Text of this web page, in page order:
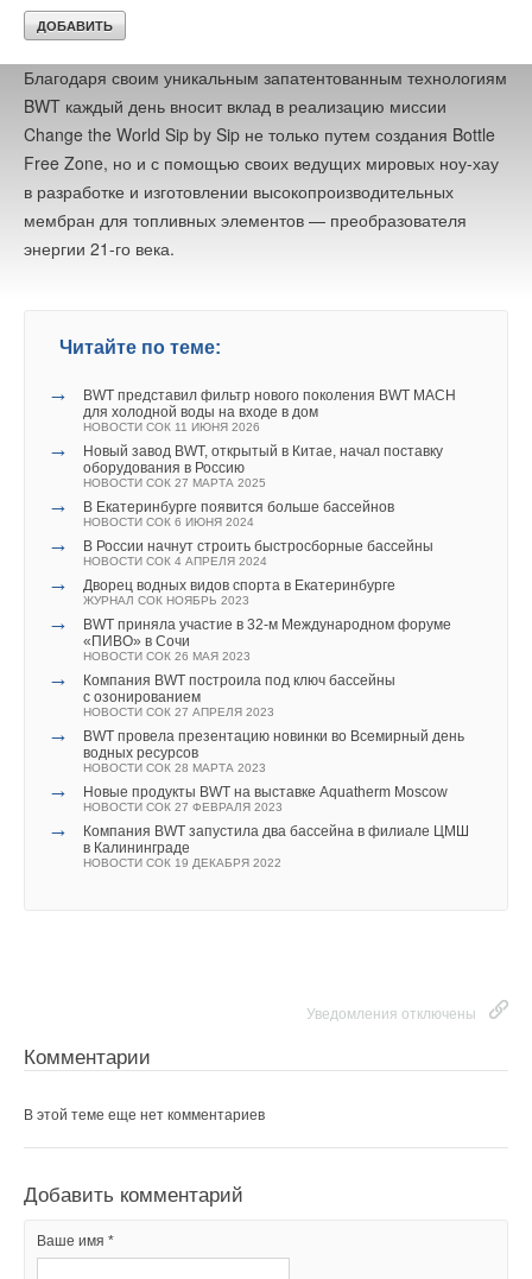
фармацевтической и биотехнологической промышленности.
Благодаря своим уникальным запатентованным технологиям
BWT каждый день вносит вклад в реализацию миссии
Change the World Sip by Sip не только путем создания Bottle
Free Zone, но и с помощью своих ведущих мировых ноу-хау
в разработке и изготовлении высокопроизводительных
мембран для топливных элементов — преобразователя
энергии 21-го века.
Читайте по теме:
→
BWT представил фильтр нового поколения BWT MACH
для холодной воды на входе в дом
НОВОСТИ СОК 11 ИЮНЯ 2026
→
Новый завод BWT, открытый в Китае, начал поставку
оборудования в Россию
НОВОСТИ СОК 27 МАРТА 2025
→ В Екатеринбурге появится больше бассейнов
НОВОСТИ СОК 6 ИЮНЯ 2024
→ В России начнут строить быстросборные бассейны
НОВОСТИ СОК 4 АПРЕЛЯ 2024
→ Дворец водных видов спорта в Екатеринбурге
ЖУРНАЛ СОК НОЯБРЬ 2023
→
BWT приняла участие в 32-м Международном форуме
«ПИВО» в Сочи
НОВОСТИ СОК 26 МАЯ 2023
→
Компания BWT построила под ключ бассейны
с озонированием
НОВОСТИ СОК 27 АПРЕЛЯ 2023
→
BWT провела презентацию новинки во Всемирный день
водных ресурсов
НОВОСТИ СОК 28 МАРТА 2023
→ Новые продукты BWT на выставке Aquatherm Moscow
НОВОСТИ СОК 27 ФЕВРАЛЯ 2023
→
Компания BWT запустила два бассейна в филиале ЦМШ
в Калининграде
НОВОСТИ СОК 19 ДЕКАБРЯ 2022
Уведомления отключены
Комментарии
В этой теме еще нет комментариев
Добавить комментарий
Ваше имя *